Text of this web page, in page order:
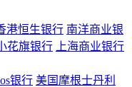
港恒生银行 南洋商业银
花旗银行
上海商业银行
银行 美国摩根士丹利